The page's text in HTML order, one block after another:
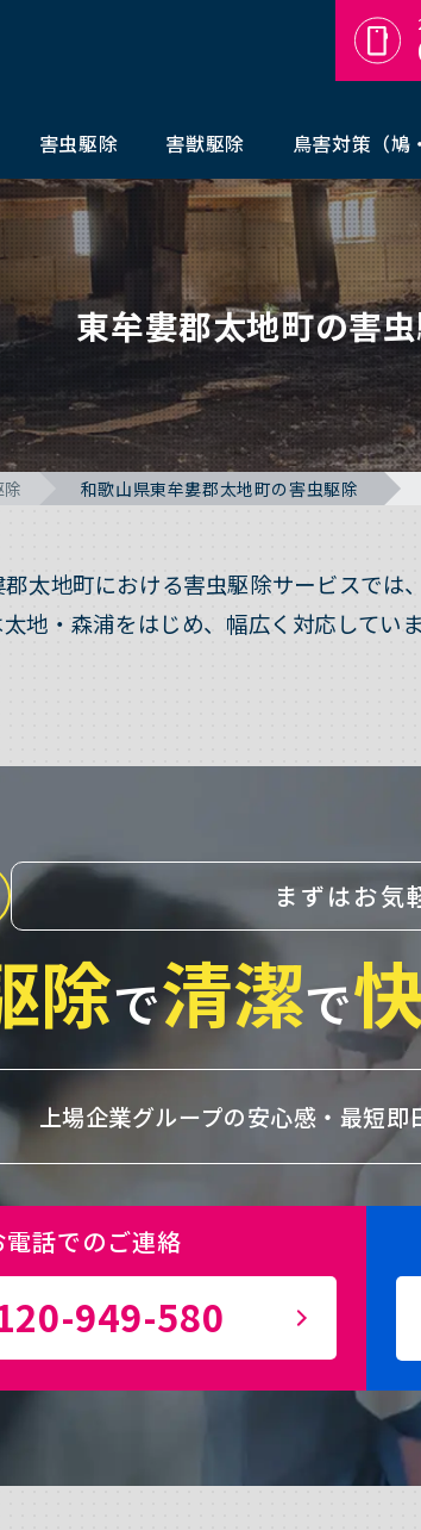
害虫駆除 害獣駆除 鳥害対策（鳩
東牟婁郡太地町の害
和歌山県東牟婁郡太地町の害虫駆除
太地町における害虫駆除サービスでは
地・森浦をはじめ、幅広く対応してい
まずはお気
除で清潔で
上場企業グループの安心感・ 最短即
電話でのご連絡
949-580